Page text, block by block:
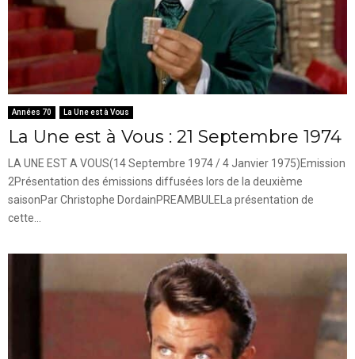
Années 70 La Une est à Vous
La Une est à Vous : 21 Septembre 1974
LA UNE EST A VOUS(14 Septembre 1974 / 4 Janvier 1975)Emission
2Présentation des émissions diffusées lors de la deuxième
saisonPar Christophe DordainPREAMBULELa présentation de
cette...